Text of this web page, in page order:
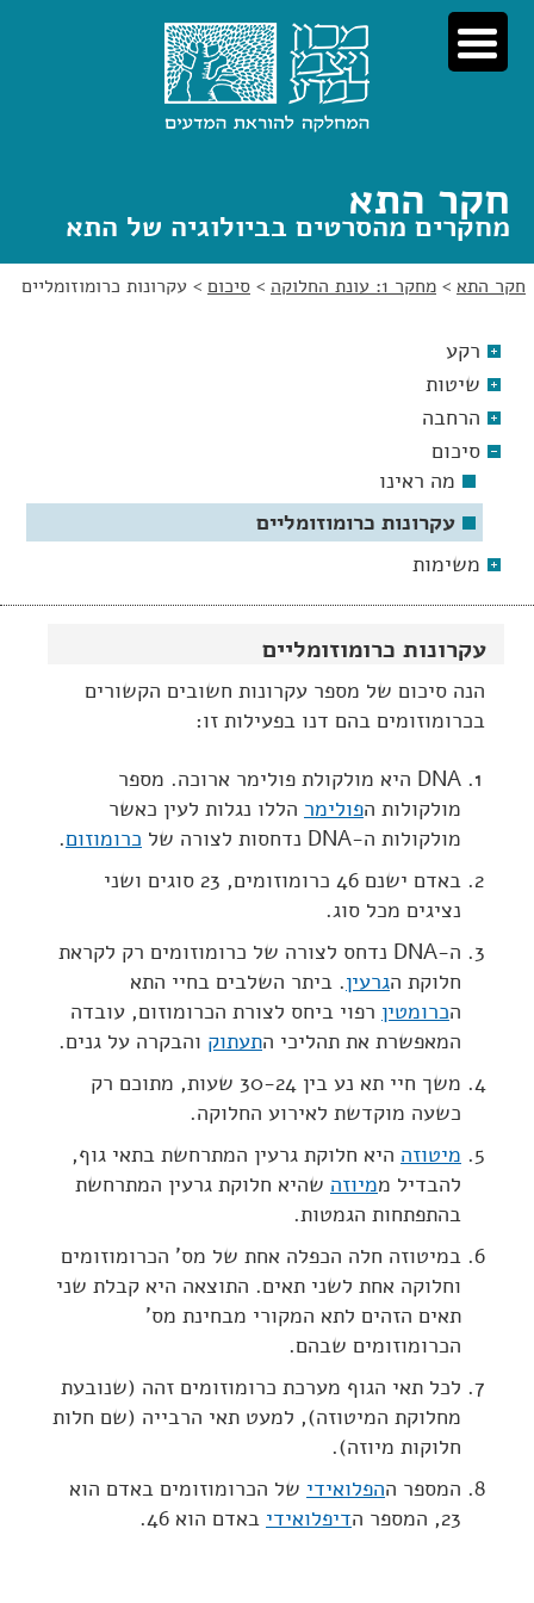
דלג
לתוכן
דלג
לניווט
חקר התא
מחקרים מהסרטים בביולוגיה של התא
חקר התא > מחקר 1: עונת החלוקה > סיכום > עקרונות כרומוזומליים
עקרונות כרומוזומליים
הנה סיכום של מספר עקרונות חשובים הקשורים
בכרומוזומים בהם דנו בפעילות זו:
DNA היא מולקולת פולימר ארוכה. מספר
מולקולות הפולימר הללו נגלות לעין כאשר
מולקולות ה-DNA נדחסות לצורה של
כרומוזום.
באדם ישנם 46 כרומוזומים, 23 סוגים ושני
נציגים מכל סוג.
ה-DNA נדחס לצורה של כרומוזומים רק לקראת
חלוקת הגרעין. ביתר השלבים בחיי התא
הכרומטין רפוי ביחס לצורת הכרומוזום, עובדה
המאפשרת את תהליכי התעתוק והבקרה על גנים.
משך חיי תא נע בין 30-24 שעות, מתוכם רק
כשעה מוקדשת לאירוע החלוקה.
מיטוזה היא חלוקת גרעין המתרחשת בתאי גוף,
להבדיל ממיוזה שהיא חלוקת גרעין המתרחשת
בהתפתחות הגמטות.
במיטוזה חלה הכפלה אחת של מס' הכרומוזומים
וחלוקה אחת לשני תאים. התוצאה היא קבלת שני
תאים הזהים לתא המקורי מבחינת מס'
הכרומוזומים שבהם.
לכל תאי הגוף מערכת כרומוזומים זהה (שנובעת
מחלוקת המיטוזה), למעט תאי הרבייה (שם חלות
חלוקות מיוזה).
המספר ההפלואידי של הכרומוזומים באדם הוא
23, המספר ה
דיפלואידי באדם הוא 46.
רקע
שיטות
הרחבה
סיכום
מה ראינו
עקרונות כרומוזומליים
משימות